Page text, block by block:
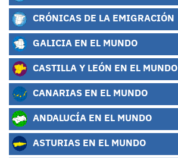
CRÓNICAS DE LA EMIGRACIÓN
GALICIA EN EL MUNDO
CASTILLA Y LEÓN EN EL MUNDO
CANARIAS EN EL MUNDO
ANDALUCÍA EN EL MUNDO
ASTURIAS EN EL MUNDO